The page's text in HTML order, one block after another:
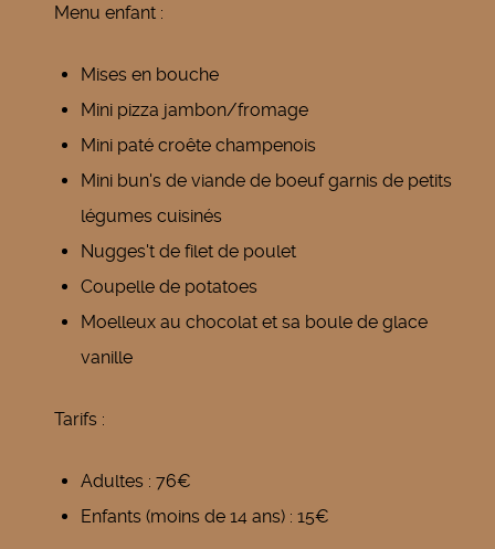
Menu enfant :
Mises en bouche
Mini pizza jambon/fromage
Mini paté croête champenois
Mini bun's de viande de boeuf garnis de petits
légumes cuisinés
Nugges't de filet de poulet
Coupelle de potatoes
Moelleux au chocolat et sa boule de glace
vanille
Tarifs :
Adultes : 76€
Enfants (moins de 14 ans) : 15€